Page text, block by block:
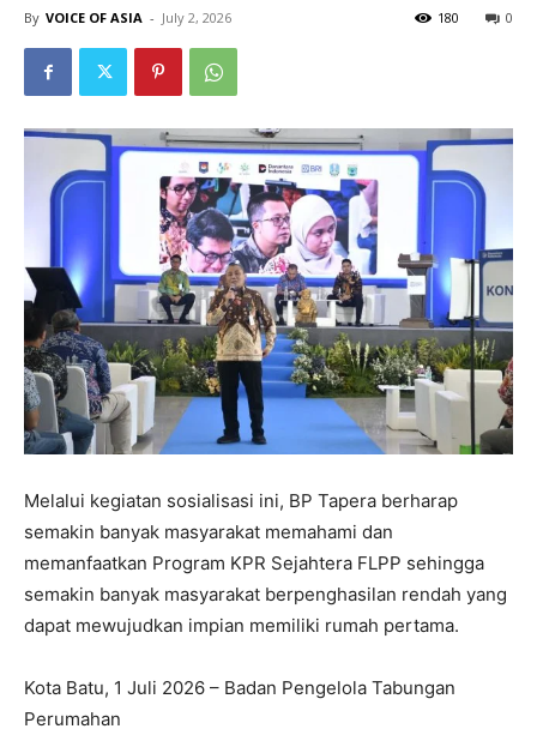
By VOICE OF ASIA - July 2, 2026 0
180
Melalui kegiatan sosialisasi ini, BP Tapera berharap
semakin banyak masyarakat memahami dan
memanfaatkan Program KPR Sejahtera FLPP sehingga
semakin banyak masyarakat berpenghasilan rendah yang
dapat mewujudkan impian memiliki rumah pertama.
Kota Batu, 1 Juli 2026 – Badan Pengelola Tabungan
Perumahan